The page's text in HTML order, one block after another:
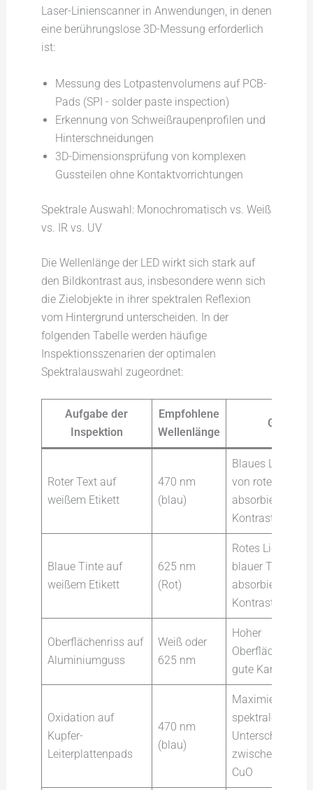
Laser-Linienscanner in Anwendungen, in denen
eine berührungslose 3D-Messung erforderlich
ist:
Messung des Lotpastenvolumens auf PCB-
Pads (SPI - solder paste inspection)
Erkennung von Schweißraupenprofilen und
Hinterschneidungen
3D-Dimensionsprüfung von komplexen
Gussteilen ohne Kontaktvorrichtungen
Spektrale Auswahl: Monochromatisch vs. Weiß
vs. IR vs. UV
Die Wellenlänge der LED wirkt sich stark auf
den Bildkontrast aus, insbesondere wenn sich
die Zielobjekte in ihrer spektralen Reflexion
vom Hintergrund unterscheiden. In der
folgenden Tabelle werden häufige
Inspektionsszenarien der optimalen
Spektralauswahl zugeordnet:
Aufgabe der
Inspektion
Empfohlene
Wellenlänge
Grund
Roter Text auf
weißem Etikett
470 nm
(blau)
Blaues Licht
von roter Tinte
absorbiert →
Kontrast
Blaue Tinte auf
weißem Etikett
625 nm
(Rot)
Rotes Licht wird
blauer Tinte
absorbiert →
Kontrast
Oberflächenriss auf
Aluminiumguss
Weiß oder
625 nm
Hoher
gute
Oxidation auf
Kupfer-
Leiterplattenpads
470 nm
(blau)
Maximiert den
spektralen
Unterschied
zwischen Cu
CuO